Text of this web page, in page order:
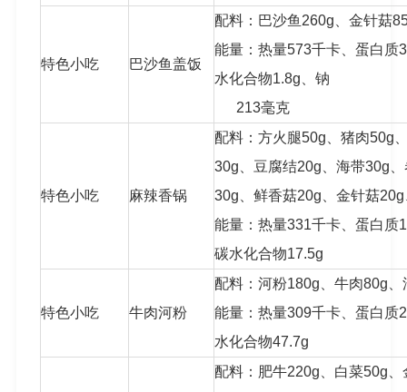
特色小吃 巴沙鱼盖饭
配料：巴沙鱼260g、金针菇
能量：热量573千卡、蛋白质
水化合物1.8g、钠
213毫克
特色小吃 麻辣香锅
配料：方火腿50g、猪肉50g
30g、豆腐结20g、海带30g
30g、鲜香菇20g、金针菇
能量：热量331千卡、蛋白质
碳水化合物17.5g
特色小吃 牛肉河粉
配料：河粉180g、牛肉80g、
能量：热量309千卡、蛋白质
水化合物47.7g
配料：肥牛220g、白菜50g